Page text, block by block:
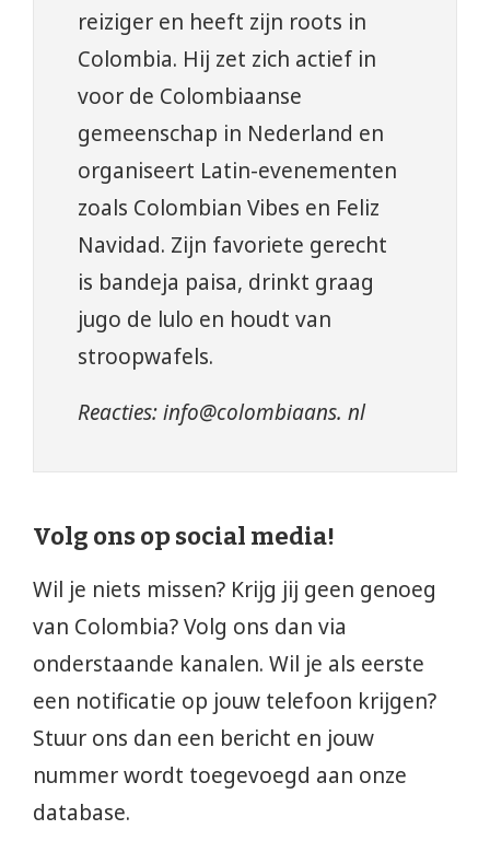
reiziger en heeft zijn roots in
Colombia. Hij zet zich actief in
voor de Colombiaanse
gemeenschap in Nederland en
organiseert Latin-evenementen
zoals Colombian Vibes en Feliz
Navidad. Zijn favoriete gerecht
is bandeja paisa, drinkt graag
jugo de lulo en houdt van
stroopwafels.
Reacties: info@colombiaans. nl
Volg ons op social media!
Wil je niets missen? Krijg jij geen genoeg
van Colombia? Volg ons dan via
onderstaande kanalen. Wil je als eerste
een notificatie op jouw telefoon krijgen?
Stuur ons dan een bericht en jouw
nummer wordt toegevoegd aan onze
database.